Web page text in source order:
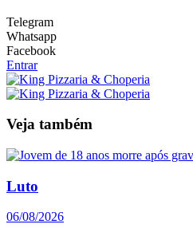
Telegram
Whatsapp
Facebook
Entrar
Veja também
Luto
06/08/2026